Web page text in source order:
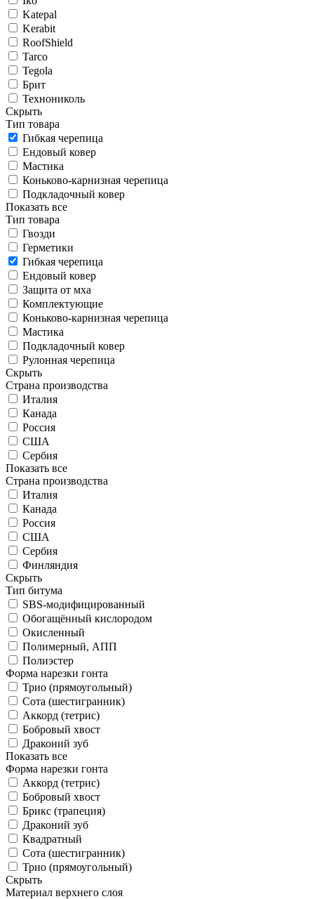
Katepal
Kerabit
RoofShield
Tarco
Tegola
Брит
Технониколь
Скрыть
Тип товара
Гибкая черепица
Ендовый ковер
Мастика
Коньково-карнизная черепица
Подкладочный ковер
Показать все
Тип товара
Гвозди
Герметики
Гибкая черепица
Ендовый ковер
Защита от мха
Комплектующие
Коньково-карнизная черепица
Мастика
Подкладочный ковер
Рулонная черепица
Скрыть
Страна производства
Италия
Канада
Россия
США
Сербия
Показать все
Страна производства
Италия
Канада
Россия
США
Сербия
Финляндия
Скрыть
Тип битума
SBS-модифицированный
Обогащённый кислородом
Окисленный
Полимерный, АПП
Полиэстер
Форма нарезки гонта
Трио (прямоугольный)
Сота (шестигранник)
Аккорд (тетрис)
Бобровый хвост
Драконий зуб
Показать все
Форма нарезки гонта
Аккорд (тетрис)
Бобровый хвост
Брикс (трапеция)
Драконий зуб
Квадратный
Сота (шестигранник)
Трио (прямоугольный)
Скрыть
Материал верхнего слоя